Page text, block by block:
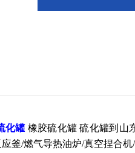
化罐橡胶硫化罐 硫化罐到山
釜/燃气导热油炉/真空捏合